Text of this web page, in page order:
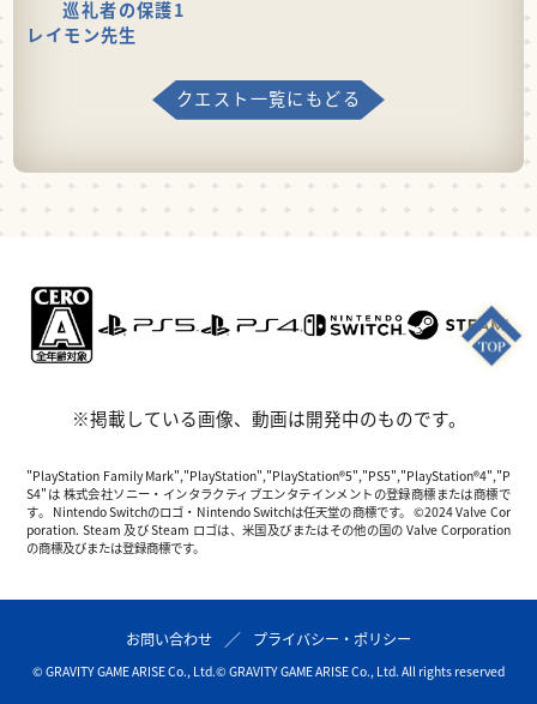
巡礼者の保護1
レイモン先生
クエスト一覧にもどる
※掲載している画像、動画は開発中のものです。
"PlayStation Family Mark","PlayStation","PlayStation®5","PS5","PlayStation®4","P
S4"は 株式会社ソニー・インタラクティブエンタテインメントの登録商標または商標で
す。 Nintendo Switchのロゴ・Nintendo Switchは任天堂の商標です。 ©2024 Valve Cor
poration. Steam 及び Steam ロゴは、米国及びまたはその他の国の Valve Corporation
の商標及びまたは登録商標です。
お問い合わせ プライバシー・ポリシー
© GRAVITY GAME ARISE Co., Ltd.© GRAVITY GAME ARISE Co., Ltd. All rights reserved